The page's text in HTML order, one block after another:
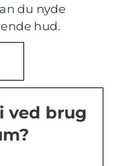
du nyde
hud.
ved brug